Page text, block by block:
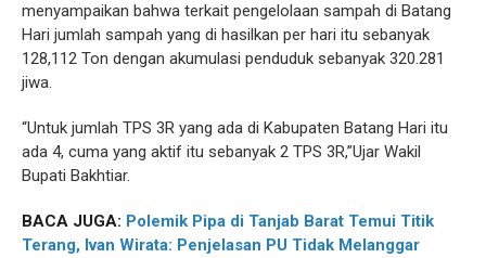
menyampaikan bahwa terkait pengelolaan sampah di Batang
Hari jumlah sampah yang di hasilkan per hari itu sebanyak
128,112 Ton dengan akumulasi penduduk sebanyak 320.281
jiwa.
“Untuk jumlah TPS 3R yang ada di Kabupaten Batang Hari itu
ada 4, cuma yang aktif itu sebanyak 2 TPS 3R,”Ujar Wakil
Bupati Bakhtiar.
BACA JUGA: Polemik Pipa di Tanjab Barat Temui Titik
Terang, Ivan Wirata: Penjelasan PU Tidak Melanggar